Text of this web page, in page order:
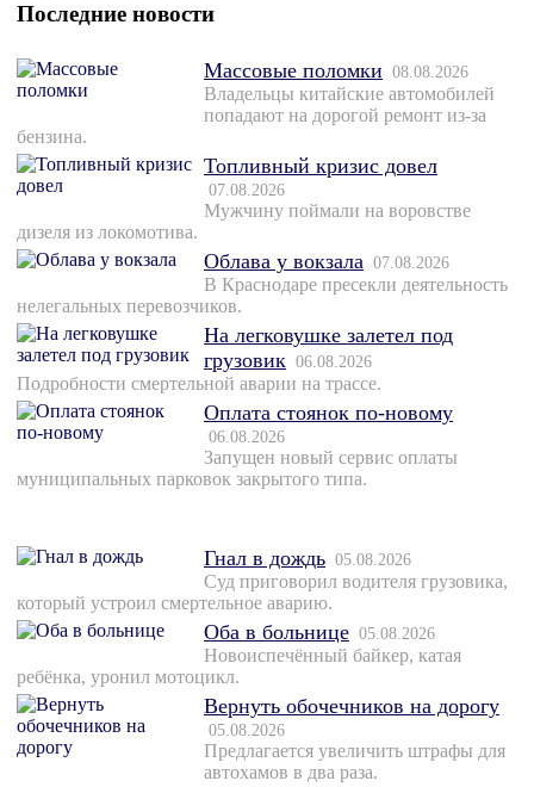
Последние новости
Массовые поломки 08.08.2026
Владельцы китайские автомобилей
попадают на дорогой ремонт из-за
бензина.
Топливный кризис довел
07.08.2026
Мужчину поймали на воровстве
дизеля из локомотива.
Облава у вокзала 07.08.2026
В Краснодаре пресекли деятельность
нелегальных перевозчиков.
На легковушке залетел под
грузовик 06.08.2026
Подробности смертельной аварии на трассе.
Оплата стоянок по-новому
06.08.2026
Запущен новый сервис оплаты
муниципальных парковок закрытого типа.
Гнал в дождь 05.08.2026
Суд приговорил водителя грузовика,
который устроил смертельное аварию.
Оба в больнице 05.08.2026
Новоиспечённый байкер, катая
ребёнка, уронил мотоцикл.
Вернуть обочечников на дорогу
05.08.2026
Предлагается увеличить штрафы для
автохамов в два раза.